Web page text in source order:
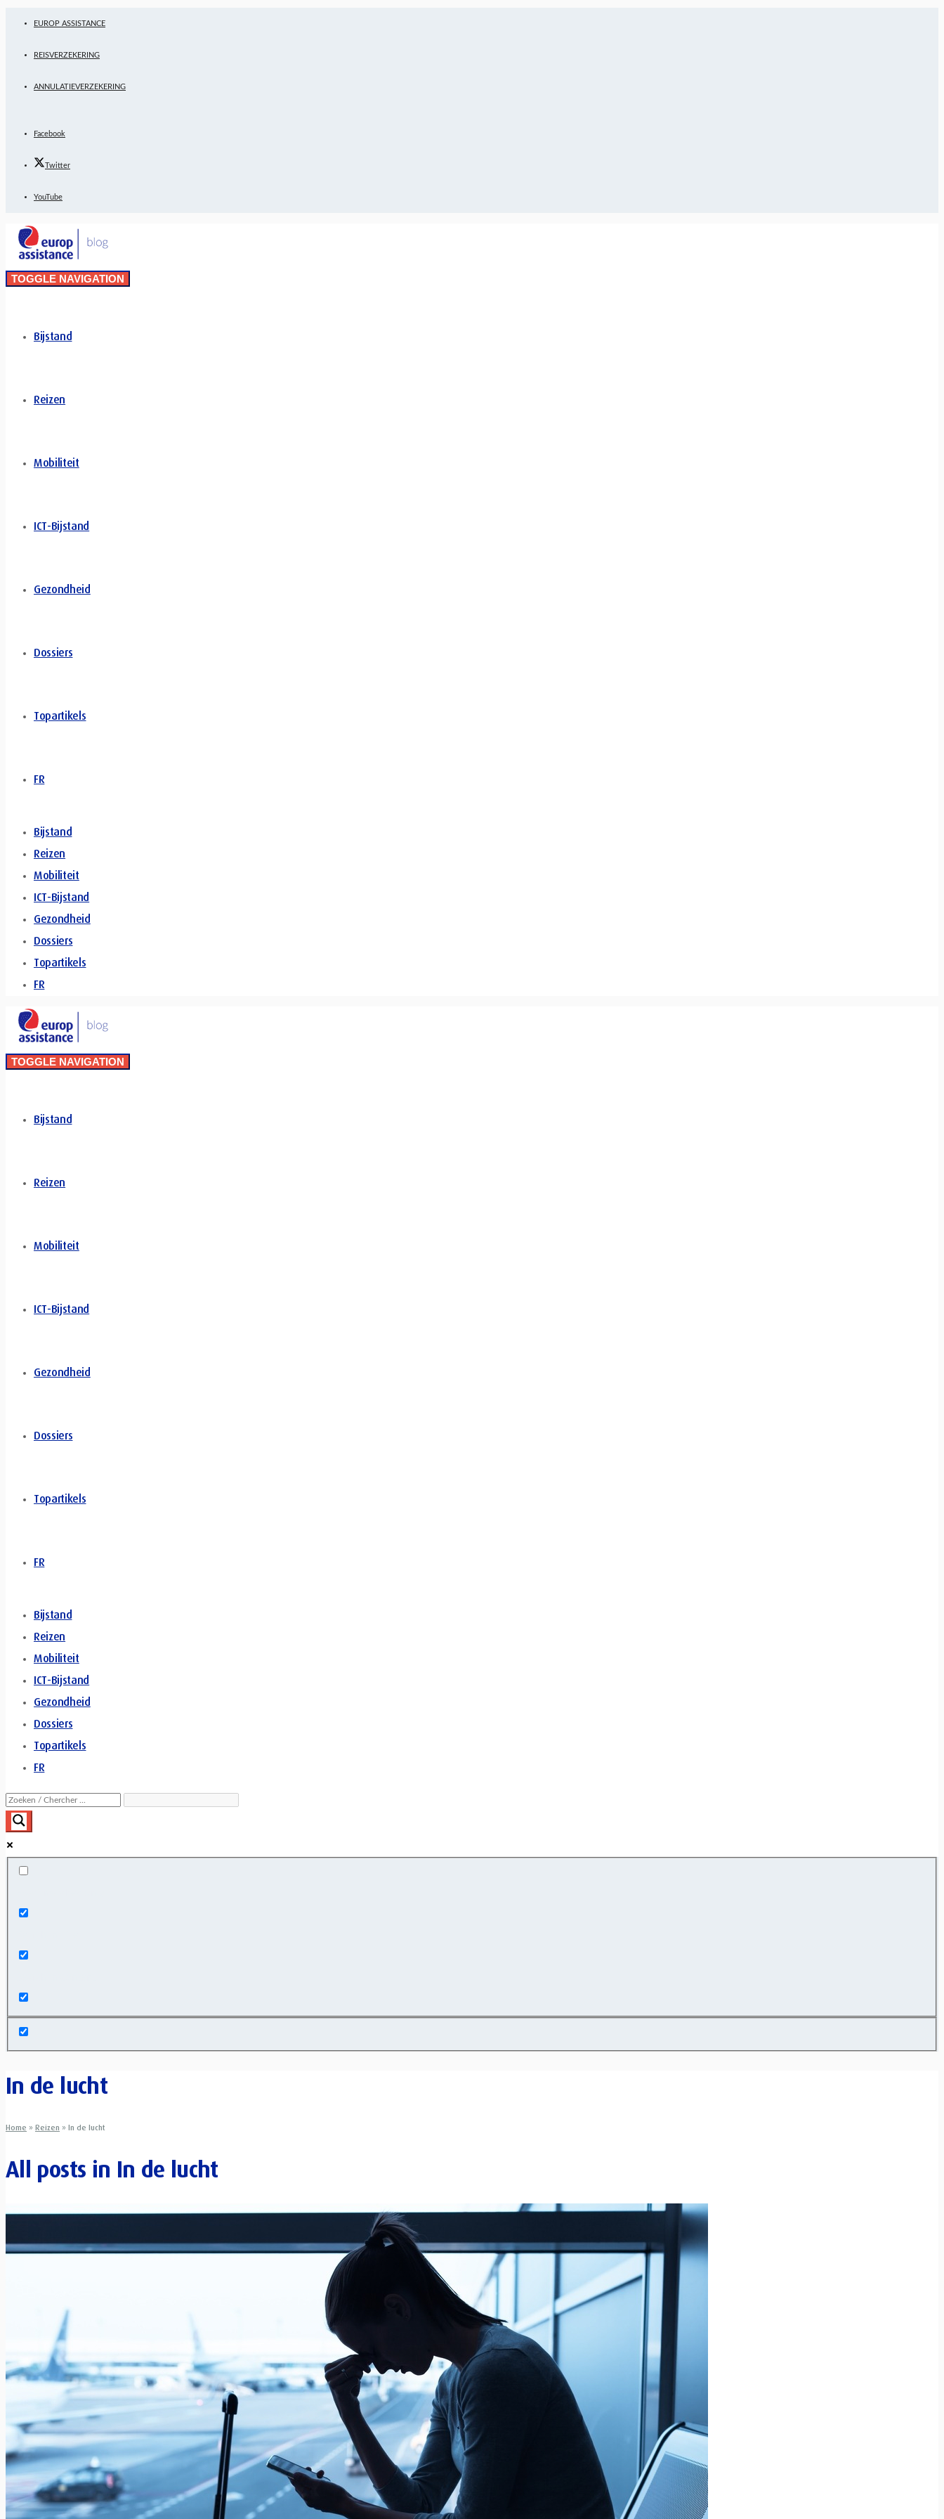
EUROP ASSISTANCE
REISVERZEKERING
ANNULATIEVERZEKERING
Facebook
Twitter
YouTube
TOGGLE NAVIGATION
Bijstand
Reizen
Mobiliteit
ICT-Bijstand
Gezondheid
Dossiers
Topartikels
FR
Bijstand
Reizen
Mobiliteit
ICT-Bijstand
Gezondheid
Dossiers
Topartikels
FR
TOGGLE NAVIGATION
Bijstand
Reizen
Mobiliteit
ICT-Bijstand
Gezondheid
Dossiers
Topartikels
FR
Bijstand
Reizen
Mobiliteit
ICT-Bijstand
Gezondheid
Dossiers
Topartikels
FR
In de lucht
Home » Reizen » In de lucht
All posts in In de lucht